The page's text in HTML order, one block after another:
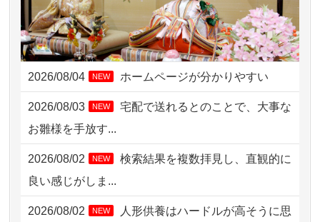
2026/08/04 14:04 東京都の方からお申込み
2026/08/04 00:38 中野区の方からお申込み
2026/08/03 21:17 愛知県の方からお申込み
2026/08/02 18:47 虎ノ門の方からお申込み
2026/08/02 09:15 神奈川の方からお申込み
2026/08/04 NEW ホームページが分かりやすい
2026/08/03 NEW
宅配で送れるとのことで、大事な
お雛様を手放す...
2026/08/02 NEW
検索結果を複数拝見し、直観的に
良い感じがしま...
2026/08/02 NEW
人形供養はハードルが高そうに思